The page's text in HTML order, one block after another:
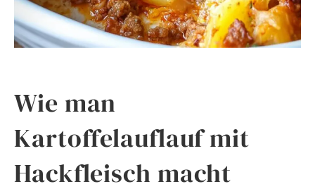
Wie man
Kartoffelauflauf mit
Hackfleisch macht